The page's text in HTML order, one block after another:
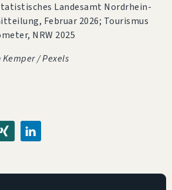
Landesamt Nordrhein-
Februar 2026; Tourismus
NRW 2025
/ Pexels